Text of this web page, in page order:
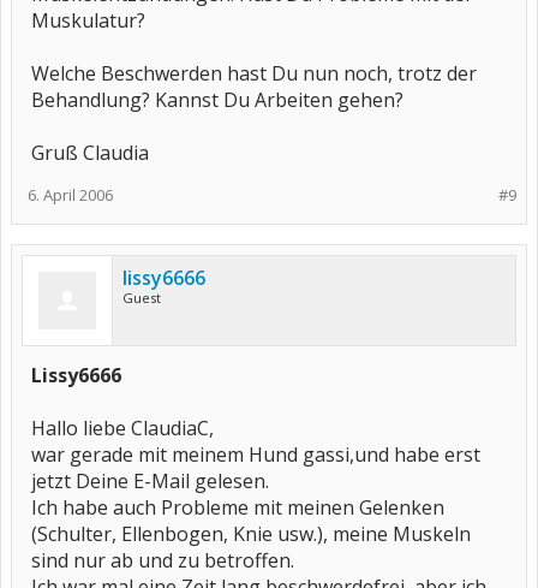
Muskulatur?
Welche Beschwerden hast Du nun noch, trotz der
Behandlung? Kannst Du Arbeiten gehen?
Gruß Claudia
#9
6. April 2006
lissy6666
Guest
Lissy6666
Hallo liebe ClaudiaC,
war gerade mit meinem Hund gassi,und habe erst
jetzt Deine E-Mail gelesen.
Ich habe auch Probleme mit meinen Gelenken
(Schulter, Ellenbogen, Knie usw.), meine Muskeln
sind nur ab und zu betroffen.